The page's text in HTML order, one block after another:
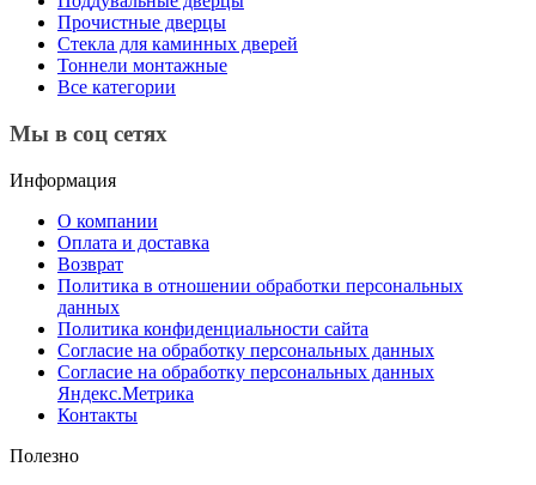
Прочистные дверцы
Стекла для каминных дверей
Тоннели монтажные
Все категории
Мы в соц сетях
Информация
О компании
Оплата и доставка
Возврат
Политика в отношении обработки персональных
данных
Политика конфиденциальности сайта
Согласие на обработку персональных данных
Согласие на обработку персональных данных
Яндекс.Метрика
Контакты
Полезно